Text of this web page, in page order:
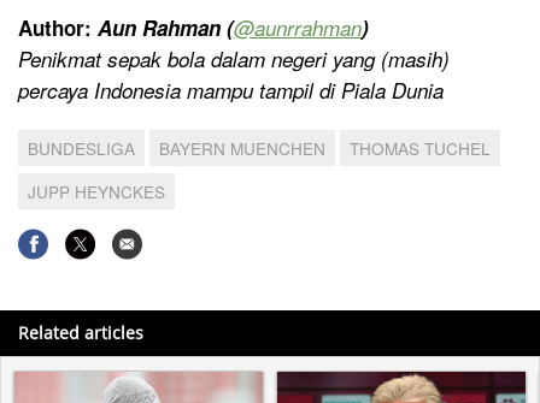
Author: Aun Rahman (@aunrrahman)
Penikmat sepak bola dalam negeri yang (masih)
percaya Indonesia mampu tampil di Piala Dunia
BUNDESLIGA BAYERN MUENCHEN
THOMAS TUCHEL
JUPP HEYNCKES
Related articles